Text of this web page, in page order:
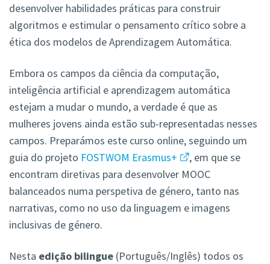
desenvolver habilidades práticas para construir
algoritmos e estimular o pensamento crítico sobre a
ética dos modelos de Aprendizagem Automática.
Embora os campos da ciência da computação,
inteligência artificial e aprendizagem automática
estejam a mudar o mundo, a verdade é que as
mulheres jovens ainda estão sub-representadas nesses
campos. Preparámos este curso online, seguindo um
guia do projeto FOSTWOM Erasmus+
, em que se
encontram diretivas para desenvolver MOOC
balanceados numa perspetiva de género, tanto nas
narrativas, como no uso da linguagem e imagens
inclusivas de género.
Nesta edição bilingue (Português/Inglês) todos os